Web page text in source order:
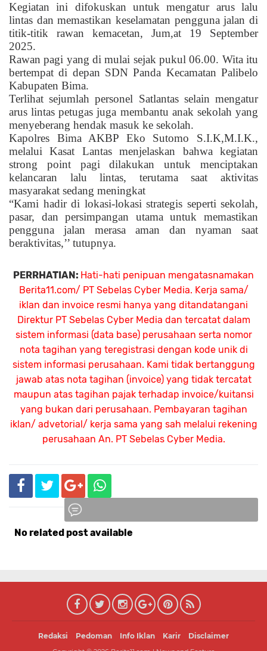
Kegiatan ini difokuskan untuk mengatur arus lalu
lintas dan memastikan keselamatan pengguna jalan di
titik-titik rawan kemacetan, Jum,at 19 September
2025.
Rawan pagi yang di mulai sejak pukul 06.00. Wita itu
bertempat di depan SDN Panda Kecamatan Palibelo
Kabupaten Bima.
Terlihat sejumlah personel Satlantas selain mengatur
arus lintas petugas juga membantu anak sekolah yang
menyeberang hendak masuk ke sekolah.
Kapolres Bima AKBP Eko Sutomo S.I.K,M.I.K.,
melalui Kasat Lantas menjelaskan bahwa kegiatan
strong point pagi dilakukan untuk menciptakan
kelancaran lalu lintas, terutama saat aktivitas
masyarakat sedang meningkat
“Kami hadir di lokasi-lokasi strategis seperti sekolah,
pasar, dan persimpangan utama untuk memastikan
pengguna jalan merasa aman dan nyaman saat
beraktivitas,’’ tutupnya.
PERRHATIAN: Hati-hati penipuan mengatasnamakan
Berita11.com/ PT Sebelas Cyber Media. Kerja sama/
iklan dan invoice resmi hanya yang ditandatangani
Direktur PT Sebelas Cyber Media dan tercatat dalam
sistem informasi (data base) perusahaan serta nomor
nota tagihan yang teregistrasi dengan kode unik di
sistem informasi perusahaan. Kami tidak bertanggung
jawab atas nota tagihan (invoice) yang tidak tercatat
maupun atas tagihan pajak terhadap invoice/kuitansi
yang bukan dari perusahaan. Pembayaran tagihan
iklan/ advetorial/ kerja sama yang sah melalui rekening
perusahaan An. PT Sebelas Cyber Media.
No related post available
Redaksi Pedoman Info Iklan Karir Disclaimer